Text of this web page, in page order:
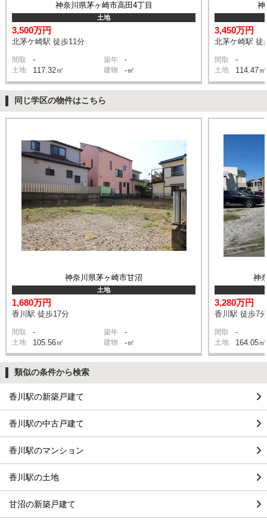
神奈川県茅ヶ崎市高田4丁目
土地
3,500万円
北茅ケ崎駅 徒歩11分
間取 - 築年 -
土地 117.32㎡ 建物 -㎡
神
3,450万円
北茅ケ崎駅 徒
間取 -
土地 114.47㎡
同じ学区の物件はこちら
神奈川県茅ヶ崎市甘沼
土地
1,680万円
香川駅 徒歩17分
間取 - 築年 -
土地 105.56㎡ 建物 -㎡
神
3,280万円
香川駅 徒歩7分
間取 -
土地 164.05㎡
類似の条件から検索
香川駅の新築戸建て
香川駅の中古戸建て
香川駅のマンション
香川駅の土地
甘沼の新築戸建て